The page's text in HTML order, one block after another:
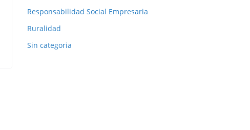
Responsabilidad Social Empresaria
Ruralidad
Sin categoria